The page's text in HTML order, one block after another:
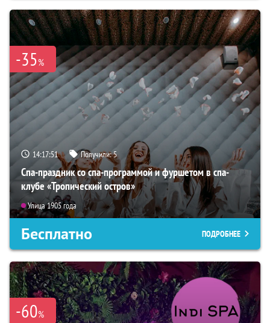
-35%
14:17:50 Получили:5
Спа-праздник со спа-программой и фуршетом в спа-
клубе «Тропический остров»
Улица 1905 года
Бесплатно ПОДРОБНЕЕ
-60%